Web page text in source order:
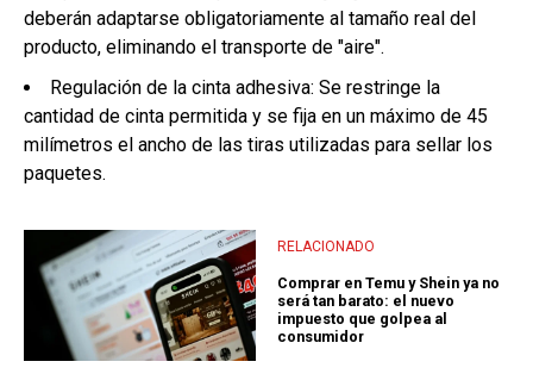
deberán adaptarse obligatoriamente al tamaño real del
producto, eliminando el transporte de "aire".
Regulación de la cinta adhesiva: Se restringe la
cantidad de cinta permitida y se fija en un máximo de 45
milímetros el ancho de las tiras utilizadas para sellar los
paquetes.
RELACIONADO
Comprar en Temu y Shein ya no
será tan barato: el nuevo
impuesto que golpea al
consumidor